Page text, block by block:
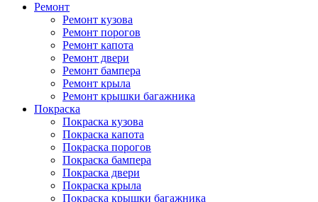
Ремонт
Ремонт кузова
Ремонт порогов
Ремонт капота
Ремонт двери
Ремонт бампера
Ремонт крыла
Ремонт крышки багажника
Покраска
Покраска кузова
Покраска капота
Покраска порогов
Покраска бампера
Покраска двери
Покраска крыла
Покраска крышки багажника